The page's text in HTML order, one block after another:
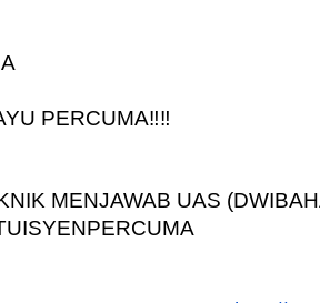
PERCUMA‼️‼️
MENJAWAB UAS